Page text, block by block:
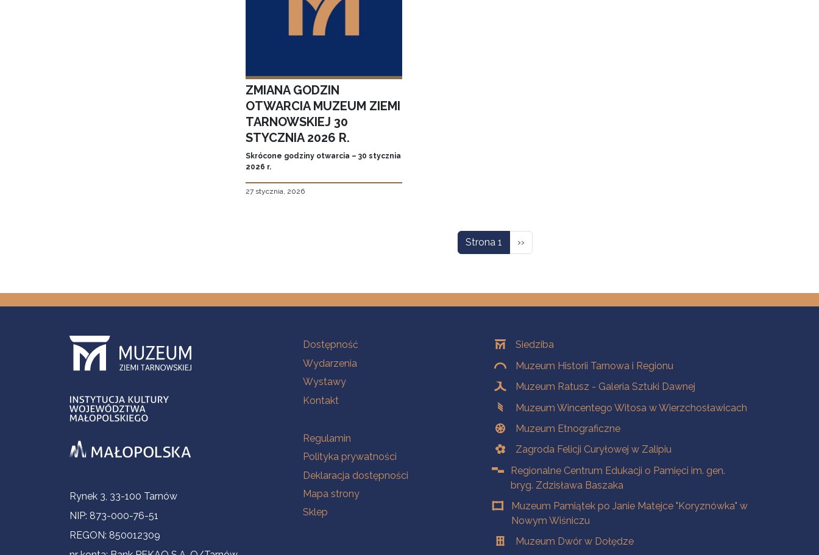
ZMIANA GODZIN
OTWARCIA MUZEUM ZIEMI
TARNOWSKIEJ 30
STYCZNIA 2026 R.
Skrócone godziny otwarcia – 30 stycznia
2026 r.
27 stycznia, 2026
Strona 1 Następna strona
››
Informacje kontaktowe
Rynek 3, 33-100 Tarnów
NIP: 873-000-76-51
REGON: 850012309
Na skróty
Dostępność
Wydarzenia
Wystawy
Kontakt
Na skróty
Regulamin
Polityka prywatności
Deklaracja dostępności
Mapa strony
Sklep
OddziałySiedziba
Muzeum Historii Tarnowa i Regionu
Muzeum Ratusz - Galeria Sztuki Dawnej
Muzeum Wincentego Witosa w Wierzchosławicach
Muzeum Etnograficzne
Zagroda Felicji Curyłowej w Zalipiu
Regionalne Centrum Edukacji o Pamięci im. gen.
bryg. Zdzisława Baszaka
Muzeum Pamiątek po Janie Matejce "Koryznówka" w
Nowym Wiśniczu
Muzeum Dwór w Dołędze